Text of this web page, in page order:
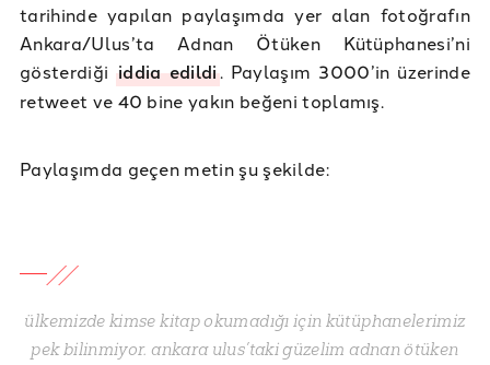
tarihinde yapılan paylaşımda yer alan fotoğrafın
Ankara/Ulus’ta Adnan Ötüken Kütüphanesi’ni
gösterdiğiiddia edildi. Paylaşım 3000’in üzerinde
retweet ve 40 bine yakın beğeni toplamış.
Paylaşımda geçen metin şu şekilde:
ülkemizde kimse kitap okumadığı için kütüphanelerimiz
pek bilinmiyor. ankara ulus’taki güzelim adnan ötüken